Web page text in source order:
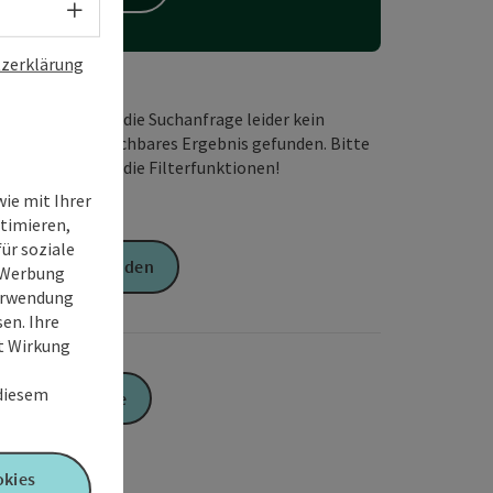
Wir haben für die Suchanfrage leider kein
passendes buchbares Ergebnis gefunden. Bitte
verändern Sie die Filterfunktionen!
Anfrage senden
Zur Website
Sprachwahl - Menü öffnen
mit Ihrer
soziale
Ihre
Wirkung